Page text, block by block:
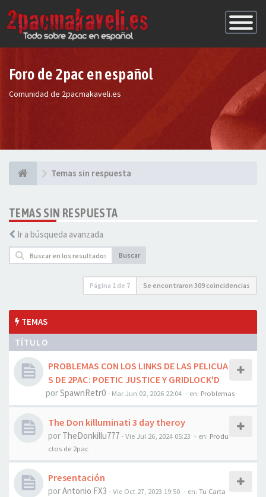
de
Foro de 2pac en español
Comunidad de 2pacmakaveli.es
Temas sin respuesta
TEMAS SIN RESPUESTA
Ir a búsqueda avanzada
Buscar
Página 1 de 7 Se encontraron 309 coincidencias
TEMAS
TÍTULO
PROBLEMAS CON LOS LINKS DE LAS PELICUA
S DE 2PAC: POETIC JUSTICE Y GRIDLOCK'D
porSpawnRetr0- Mar Jun 02, 2026 22:04 - en: Problemas
The Don killuminati 3 day theroy
por TheDonkillu777-Vie Jul 26, 2024 05:23 - en: Produ
ctos de 2pac
Presentación
porAntonio FX3 -Vie Oct 27, 2023 19:50 - en: Tu Carta